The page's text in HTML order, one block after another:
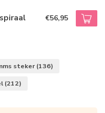
€56,95
steker (136)
(212)